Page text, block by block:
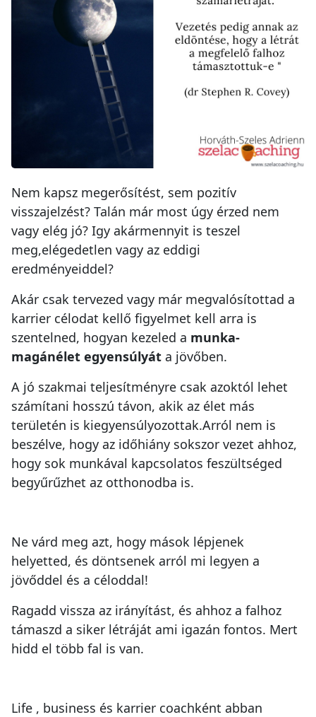
Nem kapsz megerősítést, sem pozitív
visszajelzést? Talán már most úgy érzed nem
vagy elég jó? Igy akármennyit is teszel
meg,elégedetlen vagy az eddigi
eredményeiddel?
Akár csak tervezed vagy már megvalósítottad a
karrier célodat kellő figyelmet kell arra is
szentelned, hogyan kezeled a munka-
magánélet egyensúlyát a jövőben.
A jó szakmai teljesítményre csak azoktól lehet
számítani hosszú távon, akik az élet más
területén is kiegyensúlyozottak.Arról nem is
beszélve, hogy az időhiány sokszor vezet ahhoz,
hogy sok munkával kapcsolatos feszültséged
begyűrűzhet az otthonodba is.
Ne várd meg azt, hogy mások lépjenek
helyetted, és döntsenek arról mi legyen a
jövőddel és a céloddal!
Ragadd vissza az irányítást, és ahhoz a falhoz
támaszd a siker létráját ami igazán fontos. Mert
hidd el több fal is van.
Life , business és karrier coachként abban